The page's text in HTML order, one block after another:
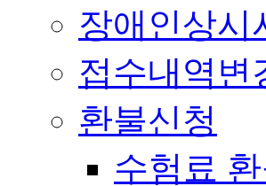
장애인상시
접수내역변
환불신청
수험료